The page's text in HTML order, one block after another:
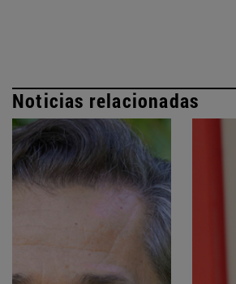
Noticias relacionadas